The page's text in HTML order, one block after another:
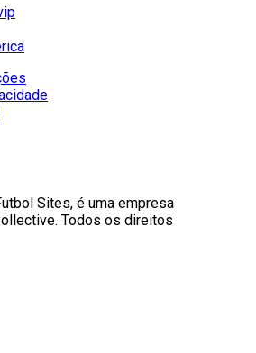
Sites, é uma empresa
Todos os direitos